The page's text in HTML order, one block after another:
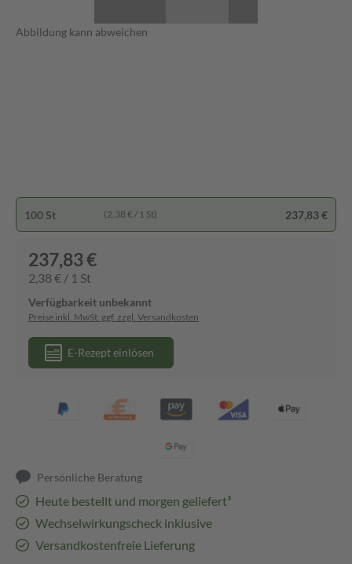
Abbildung kann abweichen
100 St (2,38 € / 1 St) 237,83 €
237,83 €
2,38 € / 1 St
Verfügbarkeit unbekannt
Preise inkl. MwSt. ggf. zzgl. Versandkosten
E-Rezept einlösen
Persönliche Beratung
Heute bestellt und morgen geliefert³
Wechselwirkungscheck inklusive
Versandkostenfreie Lieferung